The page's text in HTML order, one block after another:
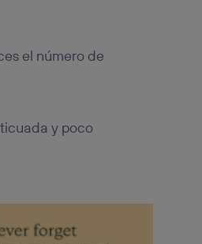
el número de
y poco